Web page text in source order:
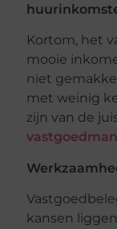
Kortom, het
mooie
niet
met weinig
zijn van de
kansen